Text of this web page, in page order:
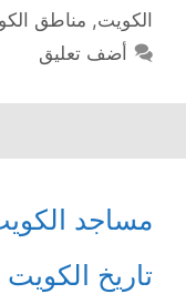
الكويت, مناطق
أضف تعليق
مساجد
تاريخ الكويت